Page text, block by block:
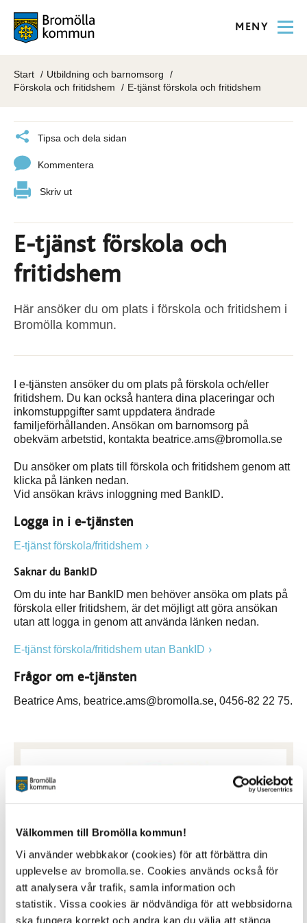
Välkommen till Bromölla kommun!
Vi använder webbkakor (cookies) för att förbättra din
upplevelse av bromolla.se. Cookies används också för
att analysera vår trafik, samla information och
statistik. Vissa cookies är nödvändiga för att webbsidorna
ska fungera korrekt och andra kan du välja att stänga
MENY
Start
Utbildning och barnomsorg
Förskola och fritidshem
E-tjänst förskola och fritidshem
Tipsa och dela sidan
Kommentera
Skriv ut
E-tjänst förskola och
fritidshem
Här ansöker du om plats i förskola och fritidshem i
Bromölla kommun.
I e-tjänsten ansöker du om plats på förskola och/eller
fritidshem. Du kan också hantera dina placeringar och
inkomstuppgifter samt uppdatera ändrade
familjeförhållanden. Ansökan om barnomsorg på
obekväm arbetstid, kontakta beatrice.ams@bromolla.se
Du ansöker om plats till förskola och fritidshem genom att
klicka på länken nedan.
Vid ansökan krävs inloggning med BankID.
Logga in i e-tjänsten
E-tjänst förskola/fritidshem
Saknar du BankID
Om du inte har BankID men behöver ansöka om plats på
förskola eller fritidshem, är det möjligt att göra ansökan
utan att logga in genom att använda länken nedan.
E-tjänst förskola/fritidshem utan BankID
Frågor om e-tjänsten
Beatrice Ams, beatrice.ams@bromolla.se, 0456-82 22 75.